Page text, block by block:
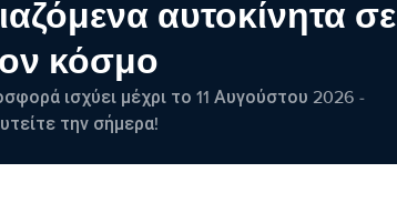
αυτοκίνητα σε
κόσμο
ισχύει μέχρι το 11 Αυγούστου 2026 -
την σήμερα!